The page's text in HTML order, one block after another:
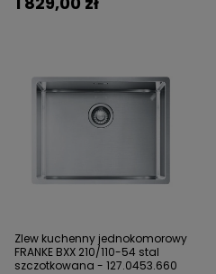
Zlew kuchenny jednokomorowy
FRANKE BXX 210/110-54 stal
szczotkowana - 127.0453.660